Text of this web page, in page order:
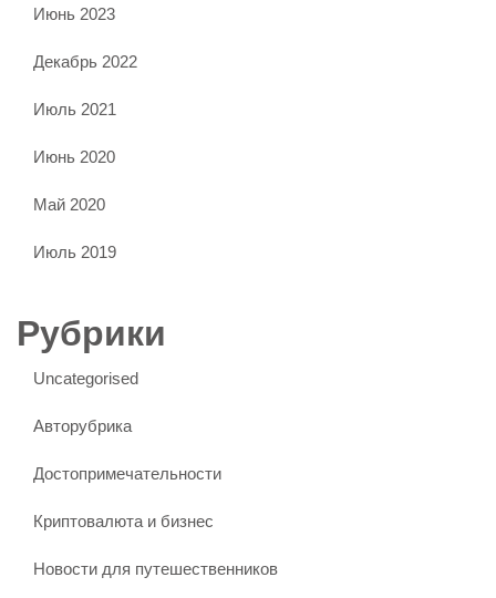
Июнь 2023
Декабрь 2022
Июль 2021
Июнь 2020
Май 2020
Июль 2019
Рубрики
Uncategorised
Авторубрика
Достопримечательности
Криптовалюта и бизнес
Новости для путешественников